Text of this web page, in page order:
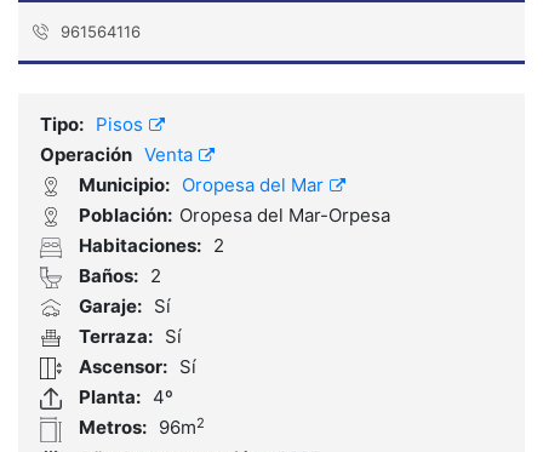
961564116
Tipo: Pisos
Operación Venta
Municipio: Oropesa del Mar
Población: Oropesa del Mar-Orpesa
Habitaciones: 2
Baños: 2
Garaje: Sí
Terraza: Sí
Ascensor: Sí
Planta: 4º
Metros: 96m2